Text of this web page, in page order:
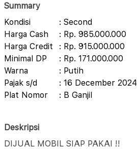
Summary
Kondisi
: Second
Harga Cash
: Rp. 985.000.000
Harga Credit
: Rp. 915.000.000
Minimal DP
: Rp. 171.000.000
Warna
: Putih
Pajak s/d
: 16 December 2024
Plat Nomor
: B Ganjil
Deskripsi
DIJUAL MOBIL SIAP PAKAI !!